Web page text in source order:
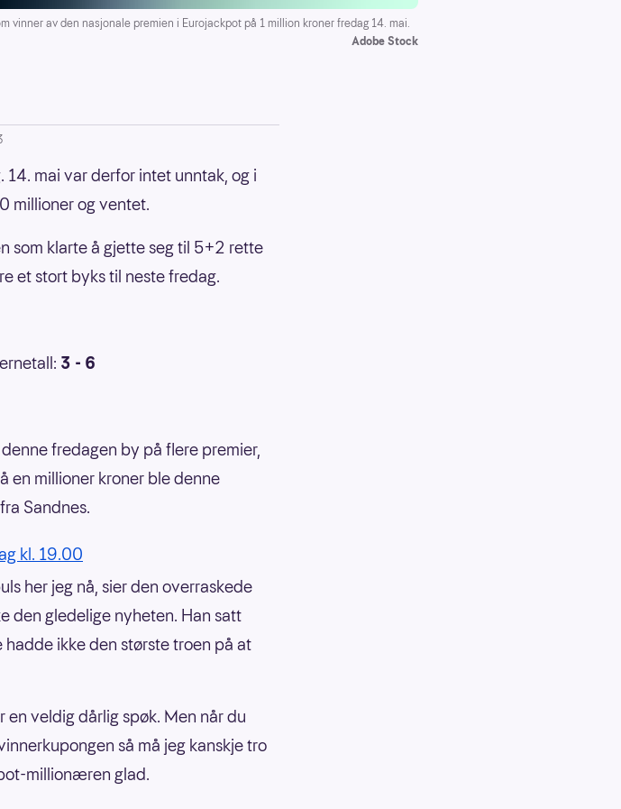
vinner av den nasjonale premien i Eurojackpot på 1 million kroner fredag 14. mai.
Adobe Stock
mai var derfor intet unntak, og i
millioner og ventet.
som klarte å gjette seg til 5+2 rette
et stort byks til neste fredag.
3 - 6
fredagen by på flere premier,
en millioner kroner ble denne
Sandnes.
kl. 19.00
her jeg nå, sier den overraskede
den gledelige nyheten. Han satt
ikke den største troen på at
en veldig dårlig spøk. Men når du
så må jeg kanskje tro
millionæren glad.